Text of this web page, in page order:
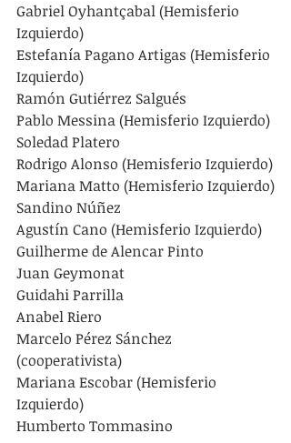
Gabriel Oyhantçabal (Hemisferio
Izquierdo)
Estefanía Pagano Artigas (Hemisferio
Izquierdo)
Ramón Gutiérrez Salgués
Pablo Messina (Hemisferio Izquierdo)
Soledad Platero
Rodrigo Alonso (Hemisferio Izquierdo)
Mariana Matto (Hemisferio Izquierdo)
Sandino Núñez
Agustín Cano (Hemisferio Izquierdo)
Guilherme de Alencar Pinto
Juan Geymonat
Guidahi Parrilla
Anabel Riero
Marcelo Pérez Sánchez
(cooperativista)
Mariana Escobar (Hemisferio
Izquierdo)
Humberto Tommasino